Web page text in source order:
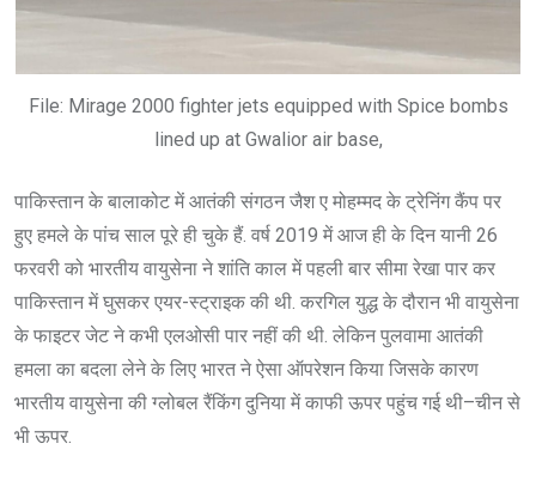
File: Mirage 2000 fighter jets equipped with Spice bombs
lined up at Gwalior air base,
पाकिस्तान के बालाकोट में आतंकी संगठन जैश ए मोहम्मद के ट्रेनिंग कैंप पर
हुए हमले के पांच साल पूरे ही चुके हैं. वर्ष 2019 में आज ही के दिन यानी 26
फरवरी को भारतीय वायुसेना ने शांति काल में पहली बार सीमा रेखा पार कर
पाकिस्तान में घुसकर एयर-स्ट्राइक की थी. करगिल युद्ध के दौरान भी वायुसेना
के फाइटर जेट ने कभी एलओसी पार नहीं की थी. लेकिन पुलवामा आतंकी
हमला का बदला लेने के लिए भारत ने ऐसा ऑपरेशन किया जिसके कारण
भारतीय वायुसेना की ग्लोबल रैंकिंग दुनिया में काफी ऊपर पहुंच गई थी–चीन से
भी ऊपर.